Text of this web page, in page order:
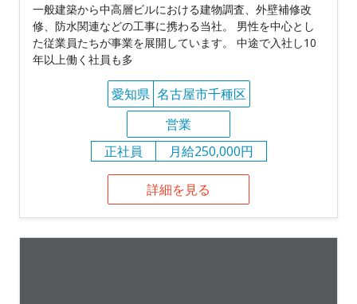
一般建築から中高層ビルにおける建物調査、外壁補修改
修、防水関連などの工事に携わる当社。 男性を中心とし
た従業員たちが事業を展開しています。 中途で入社し10
年以上働く社員も多
愛知県 名古屋市千種区
営業
正社員
月給250,000円
詳細を見る